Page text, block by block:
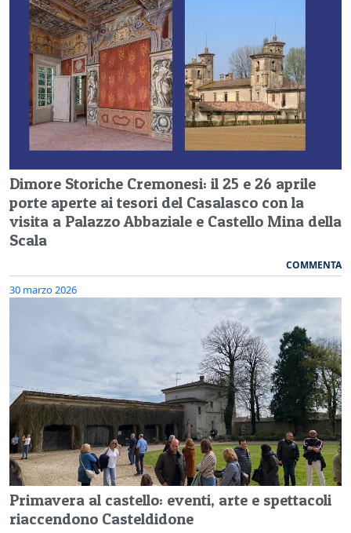
Dimore Storiche Cremonesi: il 25 e 26 aprile
porte aperte ai tesori del Casalasco con la
visita a Palazzo Abbaziale e Castello Mina della
Scala
COMMENTA
30 marzo 2026
Primavera al castello: eventi, arte e spettacoli
riaccendono Casteldidone